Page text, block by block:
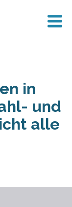
in
und
alle